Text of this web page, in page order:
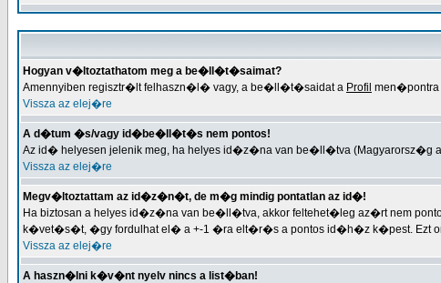
Hogyan v�ltoztathatom meg a be�ll�t�saimat?
Amennyiben regisztr�lt felhaszn�l� vagy, a be�ll�t�saidat a Profil
Vissza az elej�re
A d�tum �s/vagy id�be�ll�t�s nem pontos!
Az id� helyesen jelenik meg, ha helyes id�z�na van be�ll�tva
Vissza az elej�re
Megv�ltoztattam az id�z�n�t, de m�g mindig pontatlan az id�!
Ha biztosan a helyes id�z�na van be�ll�tva, akkor feltehet�leg az�rt nem
k�vet�s�t, �gy fordulhat el� a +-1 �ra elt�r�s a pontos id�h�z k�pest. Ezt
Vissza az elej�re
A haszn�lni k�v�nt nyelv nincs a list�ban!